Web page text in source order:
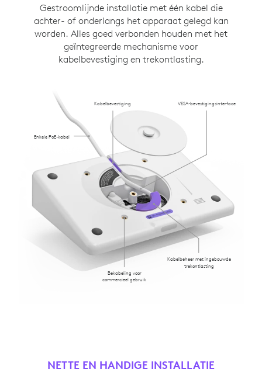
Kabelbeheer met ingebouwde
trekontlasting
Bekabeling voor
commercieel gebruik
VESA-bevestigingsinterface
Kabelbevestiging
Enkele PoE-kabel
Gestroomlijnde installatie met één kabel die
achter- of onderlangs het apparaat gelegd kan
worden. Alles goed verbonden houden met het
geïntegreerde mechanisme voor
kabelbevestiging en trekontlasting.
NETTE EN HANDIGE INSTALLATIE